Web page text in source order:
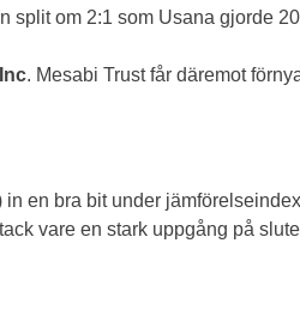
split om 2:1 som Usana gjorde
. Mesabi Trust får däremot
in en bra bit under jämförelseindex
vare en stark uppgång på